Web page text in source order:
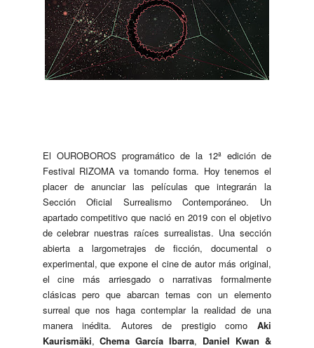
El OUROBOROS programático de la 12ª edición de
Festival RIZOMA va tomando forma. Hoy tenemos el
placer de anunciar las películas que integrarán la
Sección Oficial Surrealismo Contemporáneo. Un
apartado competitivo que nació en 2019 con el objetivo
de celebrar nuestras raíces surrealistas. Una sección
abierta a largometrajes de ficción, documental o
experimental, que expone el cine de autor más original,
el cine más arriesgado o narrativas formalmente
clásicas pero que abarcan temas con un elemento
surreal que nos haga contemplar la realidad de una
manera inédita. Autores de prestigio como Aki
Kaurismäki,Chema García Ibarra, Daniel Kwan &